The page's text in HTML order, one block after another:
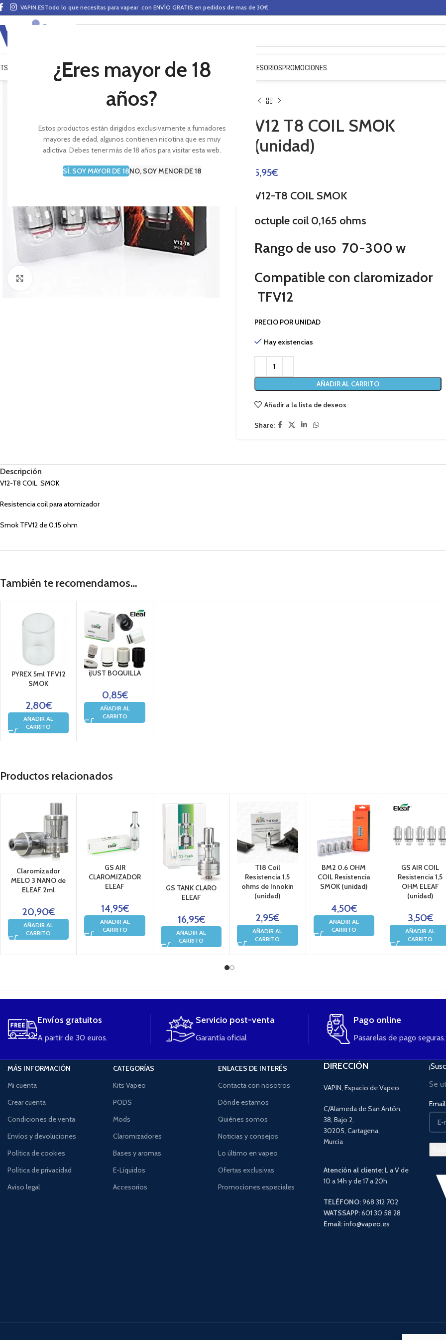
¿Eres mayor de 18
años?
Estos productos están dirigidos exclusivamente a fumadores
mayores de edad, algunos contienen nicotina que es muy
adictiva. Debes tener más de 18 años para visitar esta web.
SÍ, SOY MAYOR DE 18NO, SOY MENOR DE 18
VAPIN.ESTodo lo que necesitas para vapear con ENVÍO GRATIS en pedidos de mas de 30€
VAPEO MODS CLAROMIZADORES BASES Y AROMAS (ALQUIMIA) ACCESORIOSPROMOCIONES
V12 T8 COIL SMOK
(unidad)
5,95€
V12-T8 COIL SMOK
octuple coil 0,165 ohms
Rango de uso 70-300 w
Compatible con claromizador
TFV12
PRECIO POR UNIDAD
Hay existencias
AÑADIR AL CARRITO
Añadir a la lista de deseos
Share:
Descripción
V12-T8 COIL SMOK
Resistencia coil para atomizador
Smok TFV12 de 0.15 ohm
También te recomendamos…
PYREX 5ml TFV12
SMOK
2,80€
AÑADIR AL
CARRITO
iJUST BOQUILLA
0,85€
AÑADIR AL
CARRITO
Productos relacionados
Claromizador
MELO 3 NANO de
ELEAF 2ml
20,90€
AÑADIR AL
CARRITO
GS AIR
CLAROMIZADOR
ELEAF
14,95€
AÑADIR AL
CARRITO
GS TANK CLARO
ELEAF
16,95€
AÑADIR AL
CARRITO
T18 Coil
Resistencia 1.5
ohms de Innokin
(unidad)
2,95€
AÑADIR AL
CARRITO
BM2 0.6 OHM
COIL Resistencia
SMOK (unidad)
4,50€
AÑADIR AL
CARRITO
GS AIR COIL
Resistencia 1,5
OHM ELEAF
(unidad)
3,50€
AÑADIR AL
CARRITO
Envíos gratuitos
A partir de 30 euros.
Servicio post-venta
Garantía oficial
Pago online
Pasarelas de pago seguras.
MÁS INFORMACIÓN
Mi cuenta
Crear cuenta
Condiciones de venta
Envíos y devoluciones
Política de cookies
Política de privacidad
Aviso legal
CATEGORÍAS
Kits Vapeo
PODS
Mods
Claromizadores
Bases y aromas
E-Líquidos
Accesorios
ENLACES DE INTERÉS
Contacta con nosotros
Dónde estamos
Quiénes somos
Noticias y consejos
Lo último en vapeo
Ofertas exclusivas
Promociones especiales
DIRECCIÓN
VAPIN, Espacio de Vapeo
C/Alameda de San Antón,
38, Bajo 2,
30205, Cartagena,
Murcia
Atención al cliente:L a V de
10 a 14h y de 17 a 20h
TELÉFONO:968 312 702
WATSSAPP:601 30 58 28
Email:info@vapeo.es
Se
Email